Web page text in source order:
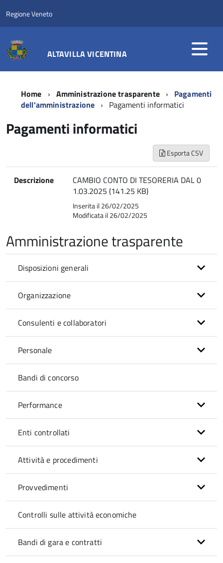
Regione Veneto
ALTAVILLA VICENTINA
Home Amministrazione trasparente
Pagamenti
dell'amministrazione
Pagamenti informatici
Pagamenti informatici
Esporta CSV
Descrizione
CAMBIO CONTO DI TESORERIA DAL 0
1.03.2025 (141.25 KB)
Inserita il 26/02/2025
Modificata il 26/02/2025
Amministrazione trasparente
Disposizioni generali
Organizzazione
Consulenti e collaboratori
Personale
Bandi di concorso
Performance
Enti controllati
Attività e procedimenti
Provvedimenti
Controlli sulle attività economiche
Bandi di gara e contratti